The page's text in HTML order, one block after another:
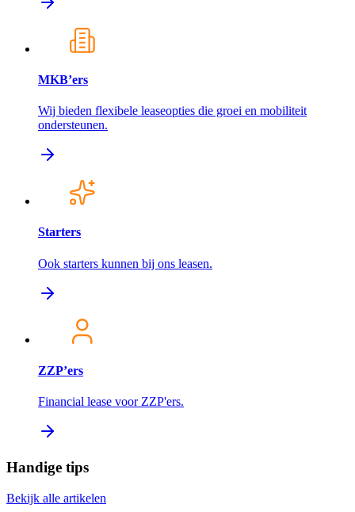
MKB’ers
Wij bieden flexibele leaseopties die groei en mobiliteit
ondersteunen.
Starters
Ook starters kunnen bij ons leasen.
ZZP’ers
Financial lease voor ZZP'ers.
Handige tips
Bekijk alle artikelen